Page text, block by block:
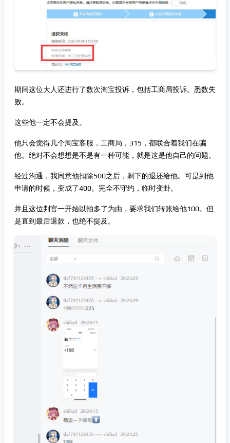
期间这位大人还进行了数次淘宝投诉，包括工商局投诉。悉数失
败。
这些他一定不会提及。
他只会觉得几个淘宝客服，工商局，315，都联合着我们在骗
他。绝对不会想想是不是有一种可能，就是这是他自己的问题。
经过沟通，我同意他扣除500之后，剩下的退还给他。可是到他
申请的时候，变成了400。完全不守约，临时变卦。
并且这位判官一开始以拍多了为由，要求我们转账给他100。但
是直到最后退款，也绝不提及。